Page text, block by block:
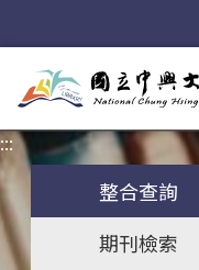
:::
整合查詢
期刊檢索